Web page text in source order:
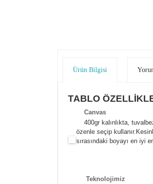
Ürün Bilgisi
TABLO
Canvas
400gr kalınlıkta,
özenle seçip kullanır.
sırasındaki boyayı en iyi
Teknolojimiz